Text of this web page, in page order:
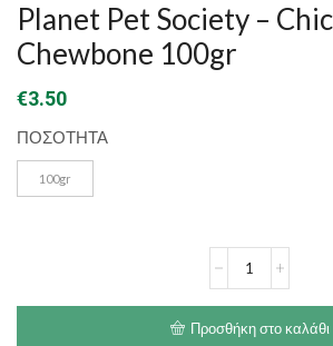
Planet Pet Society –
Chewbone 100gr
€3.50
ΠΟΣΟΤΗΤΑ
100gr
Chicken
Προσθήκη στο καλάθι